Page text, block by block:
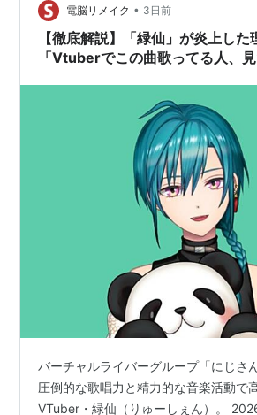
358円 豚の生姜焼き（625kcal）・・…
電脳リメイク • 3日前
【徹底解説】「緑仙」が炎上した
「Vtuberでこの曲歌ってる人、
バーチャルライバーグループ「にじさ
圧倒的な歌唱力と精力的な音楽活動で
VTuber・緑仙（りゅーしぇん）。